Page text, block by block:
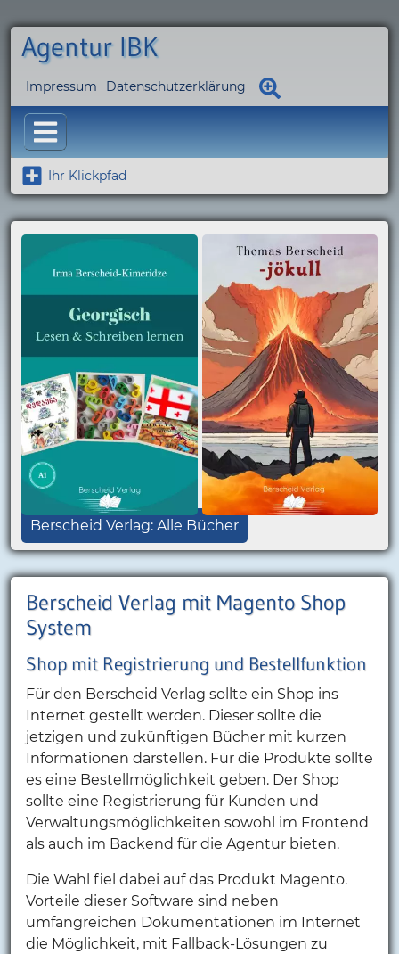
Agentur IBK
Impressum Datenschutzerklärung
Ihr Klickpfad
Berscheid Verlag: Alle Bücher
Berscheid Verlag mit Magento Shop
System
Shop mit Registrierung und Bestellfunktion
Für den Berscheid Verlag sollte ein Shop ins
Internet gestellt werden. Dieser sollte die
jetzigen und zukünftigen Bücher mit kurzen
Informationen darstellen. Für die Produkte sollte
es eine Bestellmöglichkeit geben. Der Shop
sollte eine Registrierung für Kunden und
Verwaltungsmöglichkeiten sowohl im Frontend
als auch im Backend für die Agentur bieten.
Die Wahl fiel dabei auf das Produkt Magento.
Vorteile dieser Software sind neben
umfangreichen Dokumentationen im Internet
die Möglichkeit, mit Fallback-Lösungen zu